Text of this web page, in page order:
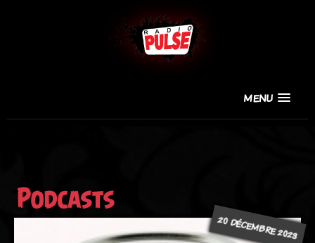
MENU
Podcasts
20 DÉCEMBRE 2023